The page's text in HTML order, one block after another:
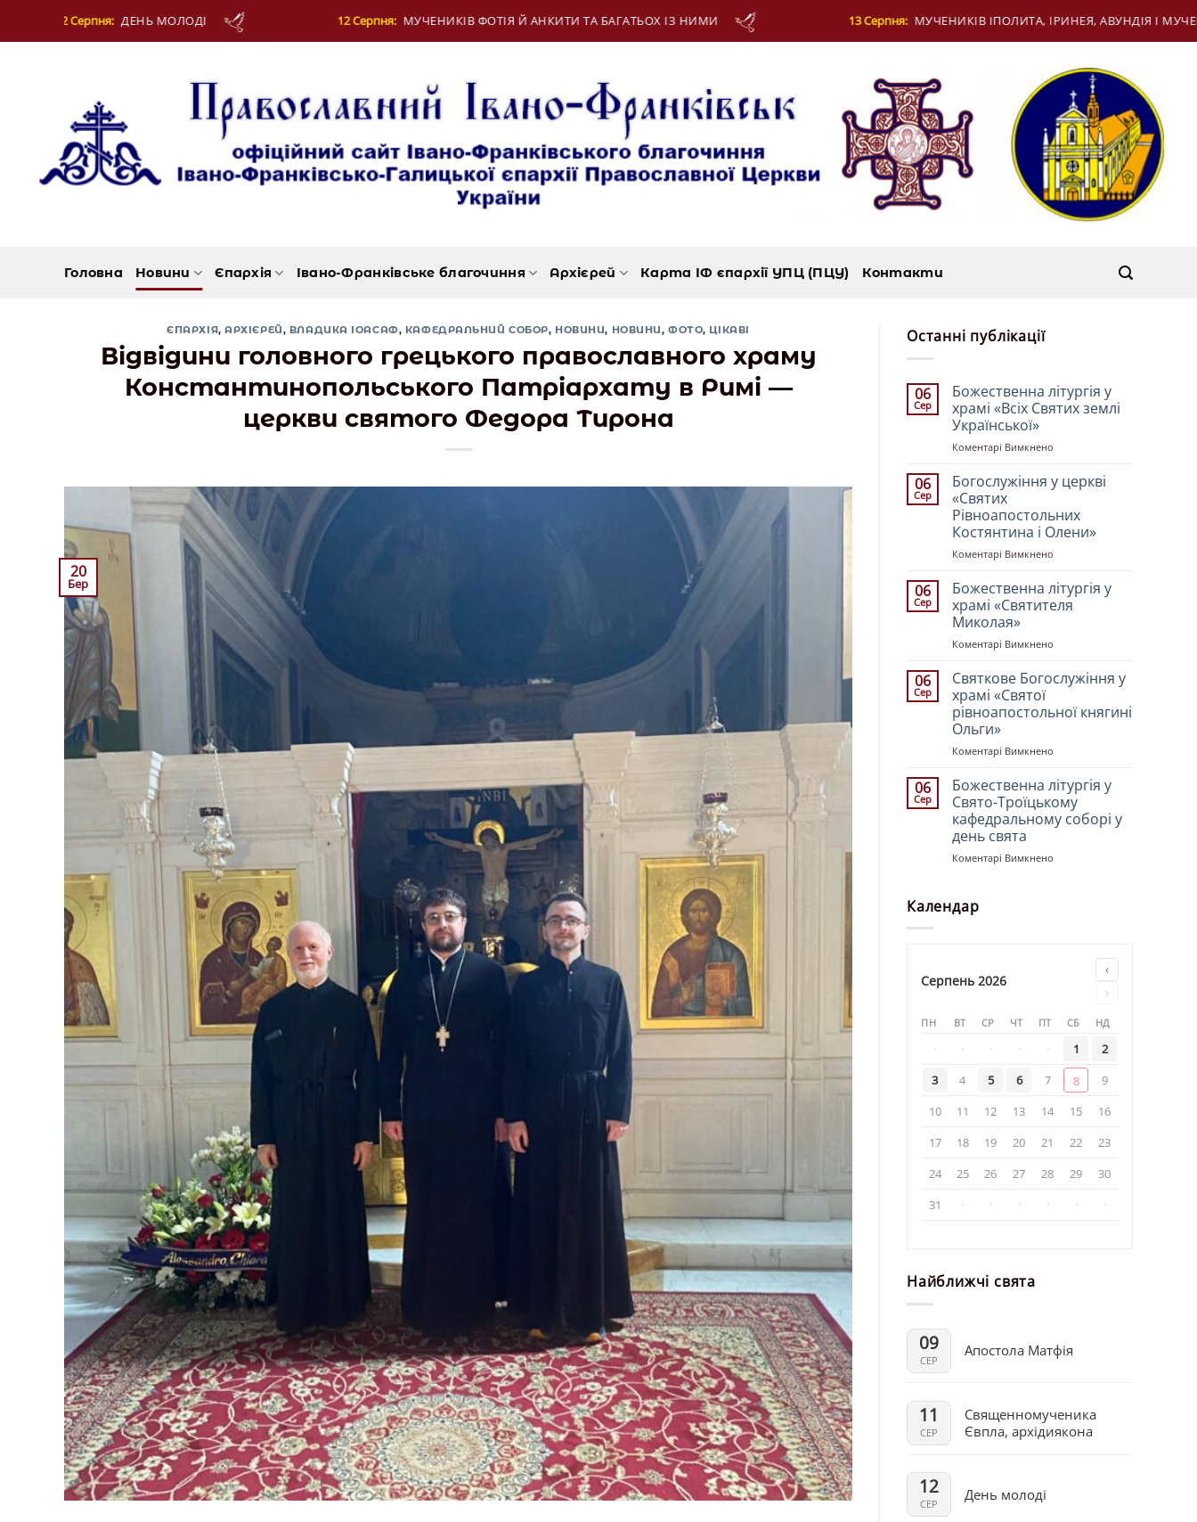
12 Серпня: МУЧЕНИКІВ ФОТІЯ Й АНКИТИ ТА БАГАТЬОХ ІЗ НИМИ 13 Серпня: МУЧЕНИКІВ ІПОЛИТА, ІРИНЕЯ, АВУНДІЯ І МУЧЕНИЦІ КОНКОРДІЇ В РИМІ
Головна Новини Єпархія Івано-Франківське благочиння Архієрей Карта ІФ єпархії УПЦ (ПЦУ) Контакти
ЄПАРХІЯ, АРХІЄРЕЙ, ВЛАДИКА ІОАСАФ, КАФЕДРАЛЬНИЙ СОБОР, НОВИНИ, НОВИНИ,ФОТО, ЦІКАВІ
Відвідини головного грецького православного храму
Константинопольського Патріархату в Римі —
церкви святого Федора Тирона
20
Бер
Останні публікації
06
Сер
Божественна літургія у
храмі «Всіх Святих землі
Української»
Коментарі Вимкнено
літургія
у
«Всіх
Святих
06
Сер
Богослужіння у церкві
«Святих
Рівноапостольних
Костянтина і Олени»
Коментарі Вимкнено
у
церкві
«Святих
Олени»
06
Сер
Божественна літургія у
храмі «Святителя
Миколая»
Коментарі Вимкнено
літургія
«Святителя
06
Сер
Святкове Богослужіння у
храмі «Святої
рівноапостольної княгині
Ольги»
Коментарі Вимкнено
Богослужіння
храмі
«Святої
06
Сер
Божественна літургія у
Свято-Троїцькому
кафедральному соборі у
день свята
Коментарі Вимкнено
Календар
Серпень 2026
‹
›
ПН ВТ СР ЧТ ПТ СБ НД
· · · · · 1
2
3
4 5 6 7 8
9
10
11 12 13 14 15
16
17
18 19 20 21 22
23
24
25 26 27 28 29
30
31
· · · · · ·
Найближчі свята
09
СЕР
Апостола Матфія
11
СЕР
Священномученика
Євпла, архідиякона
12
СЕР
День молоді